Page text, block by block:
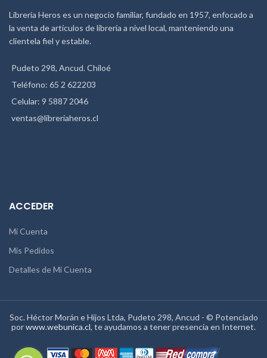
Librería Heros es un negocio familiar, fundado en 1957, enfocado a
la venta de artículos de librería a nivel local, manteniendo una
clientela fiel y estable.
Pudeto 298, Ancud. Chiloé
Teléfono: 65 2 622203
Celular: 9 5887 2046
ventas@libreriaheros.cl
ACCEDER
Mi Cuenta
Mis Pedidos
Detalles de Mi Cuenta
Soc. Héctor Morán e Hijos Ltda, Pudeto 298, Ancud - © Potenciado
porwww.webunica.cl, te ayudamos a tener presencia en Internet.